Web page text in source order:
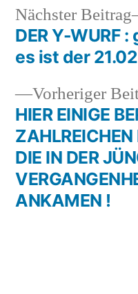
Vorheriger
HIER EINIGE
DIE IN DER
ANKAMEN !
Nächster Beitrag
DER Y-WURF
es ist der